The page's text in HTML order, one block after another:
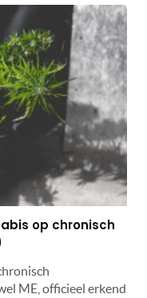
op chronisch
ME, officieel erkend